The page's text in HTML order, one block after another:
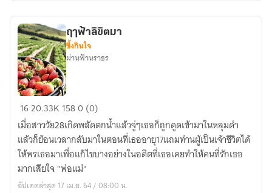
ฤา
ฟ้า
ลิขิต
มา
ฤาฟ้าลิขิตมา
ซึ้งกินใจ
ผ่านฟ้านราธร
1620.33K 1580 (0)
เมื่อสาววัย28เกิดพลัดตกน้ำแล้วจู่ๆเธอก็ถูกดูดเข้ามาในหลุมดำ
แล้วก็ย้อนเวลากลับมาในตอนที่เธออายุ17แถมท่านผู้เป็นเจ้าชีวิตได้
ให้พรเธอมาเพื่อแก้ไขบางอย่างในอดีตที่เธอเคยทำให้คนที่รักเธอ
มากเสียใจ "พ่อแม่"
อัปเดตล่าสุด 17 เม.ย. 64 / 08:00 น.